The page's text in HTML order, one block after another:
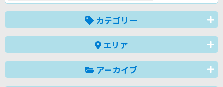
カテゴリー
エリア
アーカイブ